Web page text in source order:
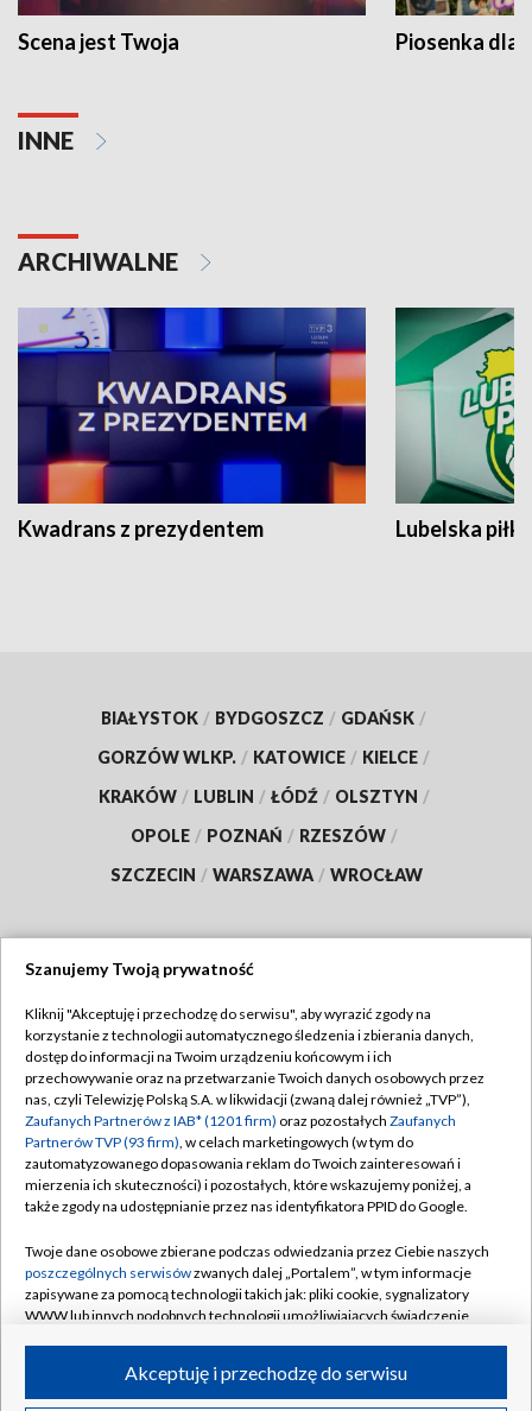
Scena jest Twoja Piosenka dla
INNE
ARCHIWALNE
Kwadrans z prezydentem Lubelska piłka
BIAŁYSTOK / BYDGOSZCZ / GDAŃSK /
GORZÓW WLKP. / KATOWICE / KIELCE /
KRAKÓW / LUBLIN / ŁÓDŹ / OLSZTYN /
OPOLE / POZNAŃ / RZESZÓW /
SZCZECIN / WARSZAWA / WROCŁAW
TVP
Abonament TVP
Emisja w TVP
Centrum informacji TVP
Naziemna Telewizja Cyfrowa
Rada Programowa
System NOS
Informacje o nadawcy
Program dla prasy
Regulamin TVP
Polityka prywatności
Moje zgody
Pomoc
Kontakt
Kanały
Szanujemy Twoją prywatność
Kliknij "Akceptuję i przechodzę do serwisu", aby wyrazić zgody na
korzystanie z technologii automatycznego śledzenia i zbierania danych,
dostęp do informacji na Twoim urządzeniu końcowym i ich
przechowywanie oraz na przetwarzanie Twoich danych osobowych przez
nas, czyli Telewizję Polską S.A. w likwidacji (zwaną dalej również „TVP”),
Zaufanych Partnerów z IAB* (1201 firm) oraz pozostałych Zaufanych
Partnerów TVP (93 firm), w celach marketingowych (w tym do
zautomatyzowanego dopasowania reklam do Twoich zainteresowań i
mierzenia ich skuteczności) i pozostałych, które wskazujemy poniżej, a
także zgody na udostępnianie przez nas identyfikatora PPID do Google.
Twoje dane osobowe zbierane podczas odwiedzania przez Ciebie naszych
poszczególnych serwisówzwanych dalej „Portalem”, w tym informacje
zapisywane za pomocą technologii takich jak: pliki cookie, sygnalizatory
WWW lub innych podobnych technologii umożliwiających świadczenie
ruchu w Internecie.Akceptuję i przechodzę do serwisu